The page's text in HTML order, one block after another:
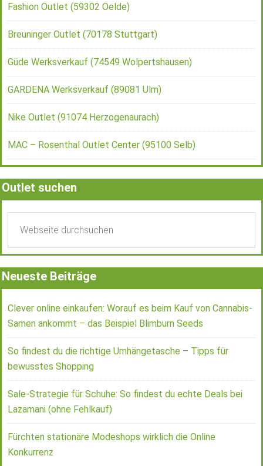
Fashion Outlet (59302 Oelde)
Breuninger Outlet (70178 Stuttgart)
Güde Werksverkauf (74549 Wolpertshausen)
GARDENA Werksverkauf (89081 Ulm)
Nike Outlet (91074 Herzogenaurach)
MAC – Rosenthal Outlet Center (95100 Selb)
Outlet suchen
Neueste Beiträge
Clever online einkaufen: Worauf es beim Kauf von Cannabis-
Samen ankommt – das Beispiel Blimburn Seeds
So findest du die richtige Umhängetasche – Tipps für
bewusstes Shopping
Sale-Strategie für Schuhe: So findest du echte Deals bei
Lazamani (ohne Fehlkauf)
Fürchten stationäre Modeshops wirklich die Online
Konkurrenz